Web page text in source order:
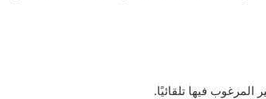
فيها تلقائيًا.